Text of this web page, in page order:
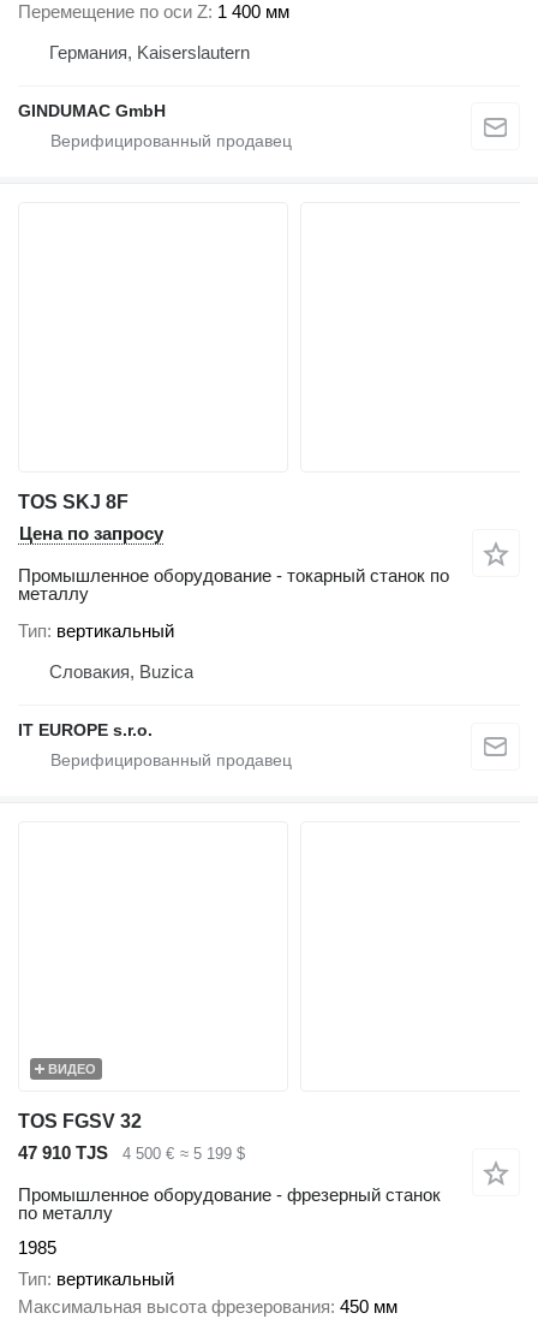
Перемещение по оси Z 1 400 мм
Германия, Kaiserslautern
GINDUMAC GmbH
TOS SKJ 8F
Цена по запросу
Промышленное оборудование - токарный станок по
металлу
Тип вертикальный
Словакия, Buzica
IT EUROPE s.r.o.
ВИДЕО
TOS FGSV 32
47 910 TJS
4 500 € ≈ 5 199 $
Промышленное оборудование - фрезерный станок
по металлу
1985
Тип вертикальный
Максимальная высота фрезерования 450 мм